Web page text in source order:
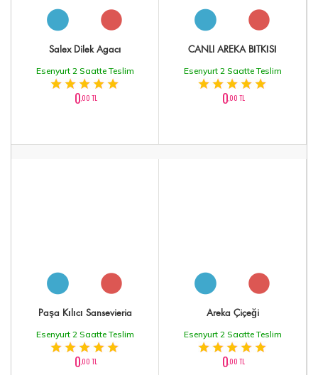
Salex Dilek Agacı
Esenyurt 2 Saatte Teslim
0,00 TL
CANLI AREKA BİTKİSİ
Esenyurt 2 Saatte Teslim
0,00 TL
Paşa Kılıcı Sansevieria
Esenyurt 2 Saatte Teslim
0,00 TL
Areka Çiçeği
Esenyurt 2 Saatte Teslim
0,00 TL